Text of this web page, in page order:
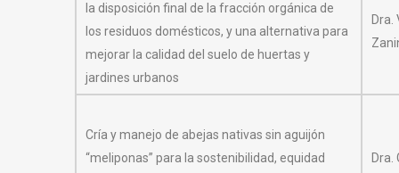
la disposición final de la fracción orgánica de
los residuos domésticos, y una alternativa para
mejorar la calidad del suelo de huertas y
jardines urbanos
Dra.
Cría y manejo de abejas nativas sin aguijón
“meliponas” para la sostenibilidad, equidad
Dra.